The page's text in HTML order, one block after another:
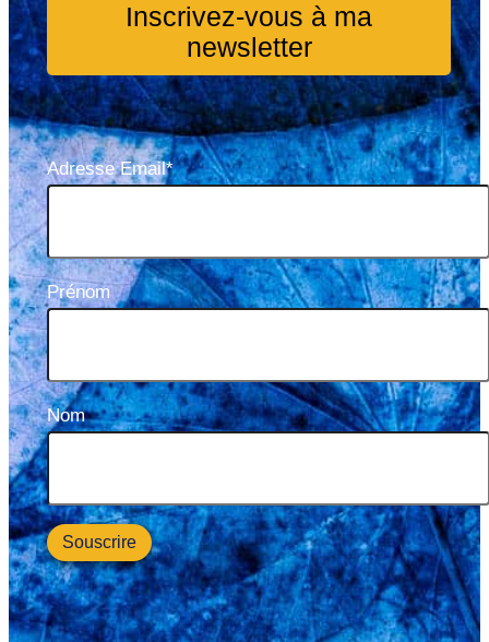
Inscrivez-vous à ma
newsletter
Adresse Email*
Prénom
Nom